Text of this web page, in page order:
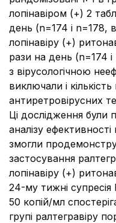
лопінавіром (+) 2
день (n=174 і n=178,
лопінавіру (+)
рази на день (n=174 і
з вірусологічною
виключали і
антиретровірусних
Ці дослідження були
аналізу
змогли
застосування
лопінавіру (+)
24-му тижні
50 копій/мл
групі ралтегравіру